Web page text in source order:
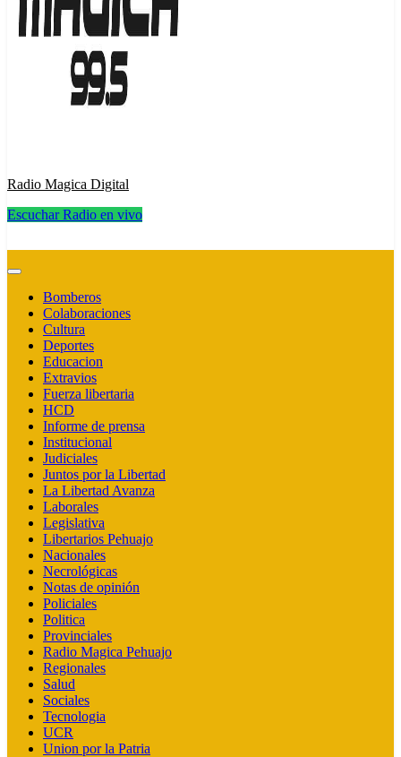
Radio Magica Digital
Escuchar Radio en vivo
Bomberos
Colaboraciones
Cultura
Deportes
Educacion
Extravios
Fuerza libertaria
HCD
Informe de prensa
Institucional
Judiciales
Juntos por la Libertad
La Libertad Avanza
Laborales
Legislativa
Libertarios Pehuajo
Nacionales
Necrológicas
Notas de opinión
Policiales
Politica
Provinciales
Radio Magica Pehuajo
Regionales
Salud
Sociales
Tecnologia
UCR
Union por la Patria